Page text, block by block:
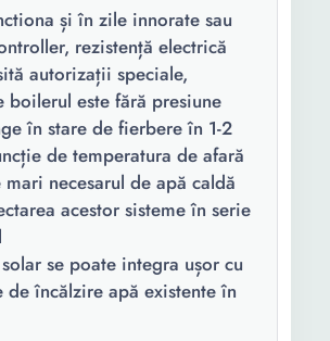
20
200 l
1/2" FE
2.8 m²
și în zile innorate sau
rezistență electrică
autorizații speciale,
boilerul este fără presiune
în stare de fierbere în 1-2
de temperatura de afară
mari necesarul de apă caldă
acestor sisteme în serie
se poate integra ușor cu
de încălzire apă existente în